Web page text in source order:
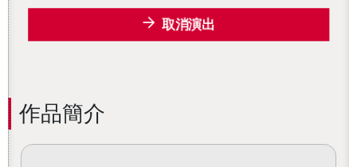
取消演出
作品簡介